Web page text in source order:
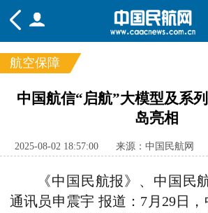
频道
国内
航图 智库 专题
航空保障
中国航信“启航”大模型及系
岛亮相
2025-08-02 18:57:00 来源：中国民航网
《中国民航报》、中国民
通讯员申震宇 报道：7月29日